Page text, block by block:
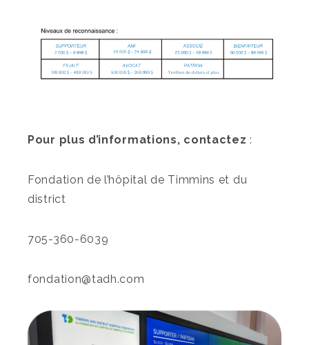
Pour plus d’informations, contactez :
Fondation de l’hôpital de Timmins et du
district
705-360-6039
fondation@tadh.com